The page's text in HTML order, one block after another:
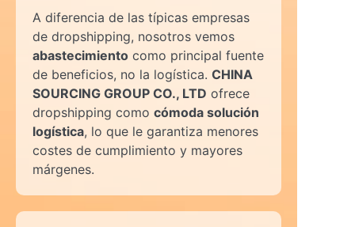
A diferencia de las típicas empresas
de dropshipping, nosotros vemos
abastecimiento como principal fuente
de beneficios, no la logística.CHINA
SOURCING GROUP CO., LTD ofrece
dropshipping comocómoda solución
logística, lo que le garantiza menores
costes de cumplimiento y mayores
márgenes.